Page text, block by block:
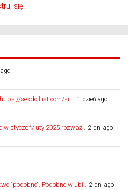
się
sexdolllist.com/sit... 1 dzień ago
styczeń/luty 2025 rozważ... 2 dni ago
"podobno". Podobno w ubi... 2 dni ago